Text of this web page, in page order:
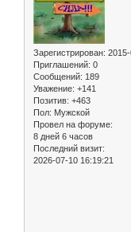
Зарегистрирован:
Приглашений: 0
Сообщений: 189
Уважение: +141
Позитив: +463
Пол: Мужской
Провел на форуме:
8 дней 6 часов
Последний визит:
2026-07-10 16:19:21